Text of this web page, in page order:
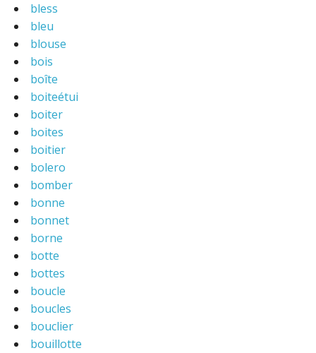
bless
bleu
blouse
bois
boîte
boiteétui
boiter
boites
boitier
bolero
bomber
bonne
bonnet
borne
botte
bottes
boucle
boucles
bouclier
bouillotte